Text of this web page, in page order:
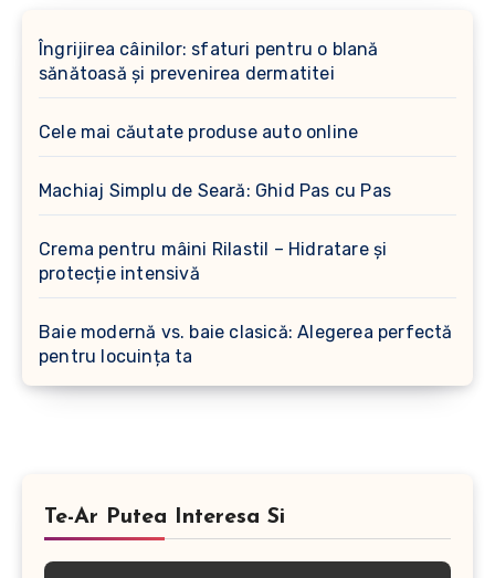
Îngrijirea câinilor: sfaturi pentru o blană
sănătoasă și prevenirea dermatitei
Cele mai căutate produse auto online
Machiaj Simplu de Seară: Ghid Pas cu Pas
Crema pentru mâini Rilastil – Hidratare și
protecție intensivă
Baie modernă vs. baie clasică: Alegerea perfectă
pentru locuința ta
Te-Ar Putea Interesa Si